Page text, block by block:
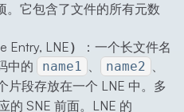
。它包含了文件的所有元数
LNE）
：一个长文件名
中的
name1 、 name2 、
片段存放在一个 LNE 中。多
的 SNE 前面。LNE 的